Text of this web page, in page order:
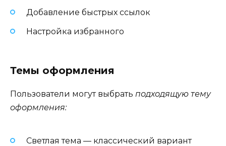
Добавление быстрых ссылок
Настройка избранного
Темы оформления
Пользователи могут выбрать подходящую тему
оформления:
Светлая тема — классический вариант